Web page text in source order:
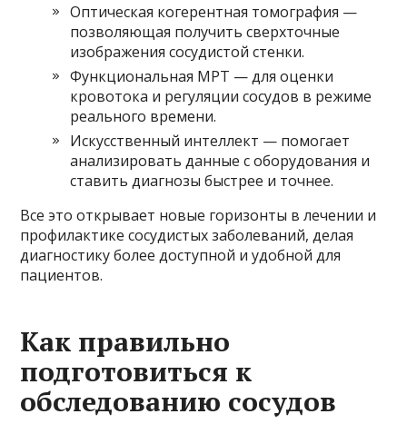
Оптическая когерентная томография —
позволяющая получить сверхточные
изображения сосудистой стенки.
Функциональная МРТ — для оценки
кровотока и регуляции сосудов в режиме
реального времени.
Искусственный интеллект — помогает
анализировать данные с оборудования и
ставить диагнозы быстрее и точнее.
Все это открывает новые горизонты в лечении и
профилактике сосудистых заболеваний, делая
диагностику более доступной и удобной для
пациентов.
Как правильно
подготовиться к
обследованию сосудов